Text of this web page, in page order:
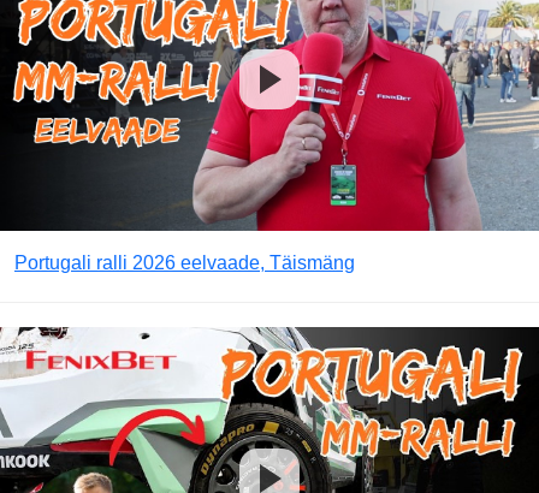
Portugali ralli 2026 eelvaade, Täismäng